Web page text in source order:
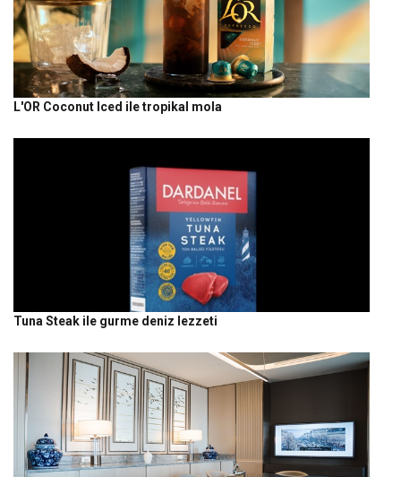
L'OR Coconut Iced ile tropikal mola
Tuna Steak ile gurme deniz lezzeti